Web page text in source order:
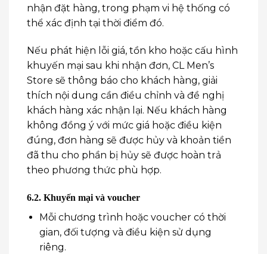
nhận đặt hàng, trong phạm vi hệ thống có
thể xác định tại thời điểm đó.
Nếu phát hiện lỗi giá, tồn kho hoặc cấu hình
khuyến mại sau khi nhận đơn, CL Men’s
Store sẽ thông báo cho khách hàng, giải
thích nội dung cần điều chỉnh và đề nghị
khách hàng xác nhận lại. Nếu khách hàng
không đồng ý với mức giá hoặc điều kiện
đúng, đơn hàng sẽ được hủy và khoản tiền
đã thu cho phần bị hủy sẽ được hoàn trả
theo phương thức phù hợp.
6.2. Khuyến mại và voucher
Mỗi chương trình hoặc voucher có thời
gian, đối tượng và điều kiện sử dụng
riêng.